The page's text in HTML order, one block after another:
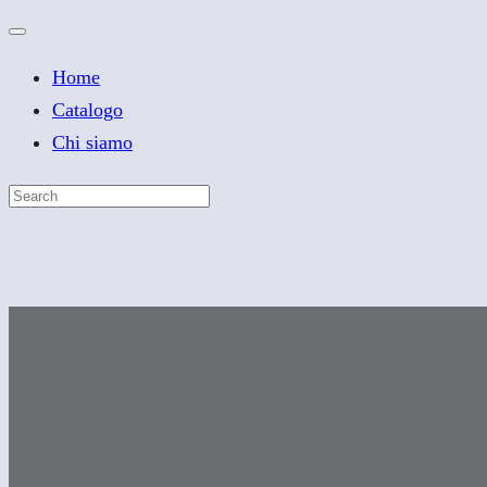
Home
Catalogo
Chi siamo